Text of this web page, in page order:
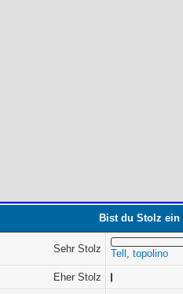
Bist du Stolz
Sehr Stolz Tell , topolino
Eher Stolz